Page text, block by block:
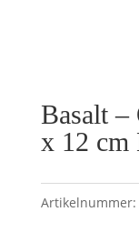
Basalt –
x 12 cm
Artikelnummer: